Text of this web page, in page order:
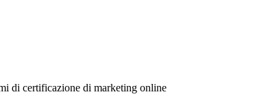
di certificazione di marketing online